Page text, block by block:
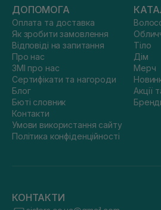
ДОПОМОГА
Оплата та доставка
Як зробити замовлення
Відповіді на запитання
Про нас
ЗМІ про нас
Сертифікати та нагороди
Блог
Бюті словник
Контакти
Умови використання сайту
Політика конфіденційності
Тіло
Дім
Мерч
Акції
КОНТАКТИ